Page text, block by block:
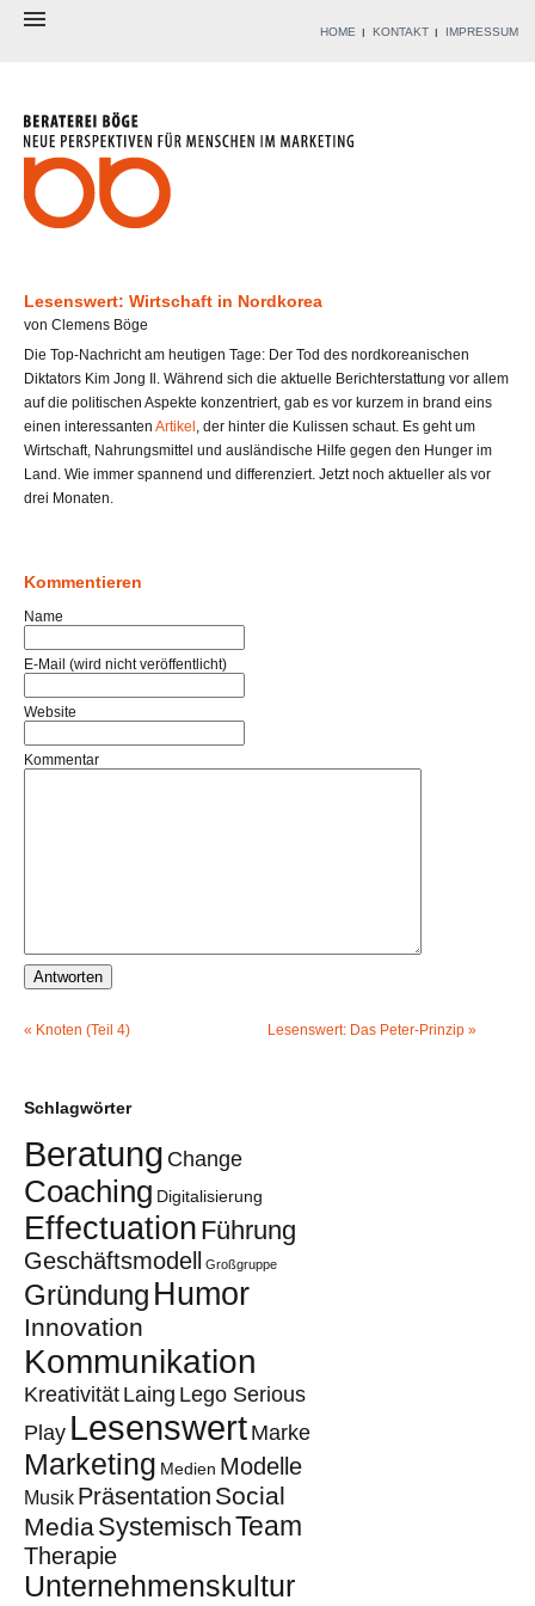
ANGEBOT
WERKZEUGKISTE
REFERENZEN
HOME KONTAKT IMPRESSUM
Lesenswert: Wirtschaft in Nordkorea
von Clemens Böge
Die Top-Nachricht am heutigen Tage: Der Tod des nordkoreanischen
Diktators Kim Jong Il. Während sich die aktuelle Berichterstattung vor allem
auf die politischen Aspekte konzentriert, gab es vor kurzem in brand eins
einen interessanten Artikel , der hinter die Kulissen schaut. Es geht um
Wirtschaft, Nahrungsmittel und ausländische Hilfe gegen den Hunger im
Land. Wie immer spannend und differenziert. Jetzt noch aktueller als vor
drei Monaten.
Kommentieren
Name
E-Mail (wird nicht veröffentlicht)
Website
Kommentar
Lesenswert: Das Peter-Prinzip »
« Knoten (Teil 4)
Schlagwörter
Beratung Change
Coaching Digitalisierung
Effectuation Führung
Geschäftsmodell Großgruppe
Gründung Humor
Innovation
Kommunikation
KreativitätLaing Lego Serious
Play LesenswertMarke
Marketing Medien Modelle
Musik Präsentation Social
MediaSystemischTeam
Therapie
Unternehmenskultur